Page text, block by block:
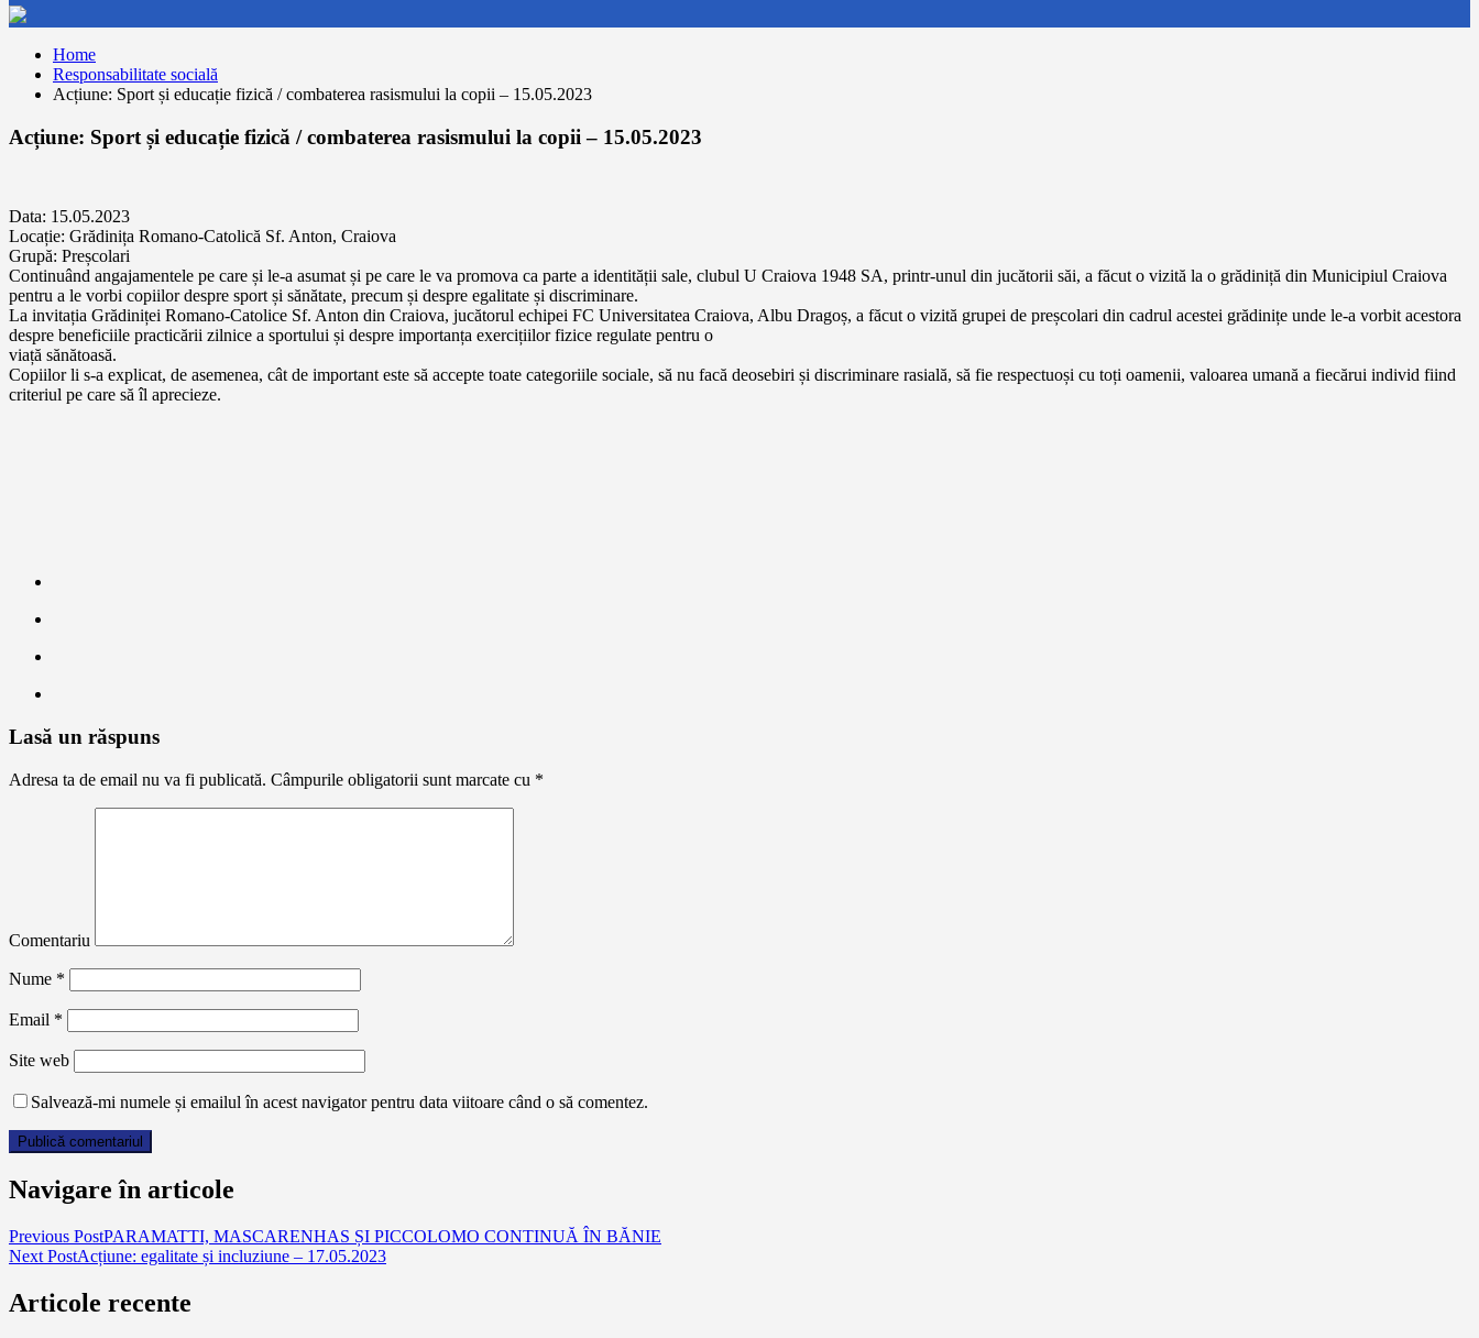
Home
Responsabilitate socială
Acțiune: Sport și educație fizică / combaterea rasismului la copii – 15.05.2023
Acțiune: Sport și educație fizică / combaterea rasismului la copii – 15.05.2023
Data: 15.05.2023
Locație: Grădinița Romano-Catolică Sf. Anton, Craiova
Grupă: Preșcolari
Continuând angajamentele pe care și le-a asumat și pe care le va promova ca parte a identității sale, clubul U Craiova 1948 SA, printr-unul din jucătorii săi, a făcut o vizită la o grădiniță din Municipiul Craiova
pentru a le vorbi copiilor despre sport și sănătate, precum și despre egalitate și discriminare.
La invitația Grădiniței Romano-Catolice Sf. Anton din Craiova, jucătorul echipei FC Universitatea Craiova, Albu Dragoș, a făcut o vizită grupei de preșcolari din cadrul acestei grădinițe unde le-a vorbit acestora
despre beneficiile practicării zilnice a sportului și despre importanța exercițiilor fizice regulate pentru o
viață sănătoasă.
Copiilor li s-a explicat, de asemenea, cât de important este să accepte toate categoriile sociale, să nu facă deosebiri și discriminare rasială, să fie respectuoși cu toți oamenii, valoarea umană a fiecărui individ fiind
criteriul pe care să îl aprecieze.
Lasă un răspuns
Adresa ta de email nu va fi publicată. Câmpurile obligatorii sunt marcate cu *
Comentariu
Nume *
Email *
Site web
Salvează-mi numele și emailul în acest navigator pentru data viitoare când o să comentez.
Navigare în articole
Previous PostPARAMATTI, MASCARENHAS ȘI PICCOLOMO CONTINUĂ ÎN BĂNIE
Next PostAcțiune: egalitate și incluziune – 17.05.2023
Articole recente